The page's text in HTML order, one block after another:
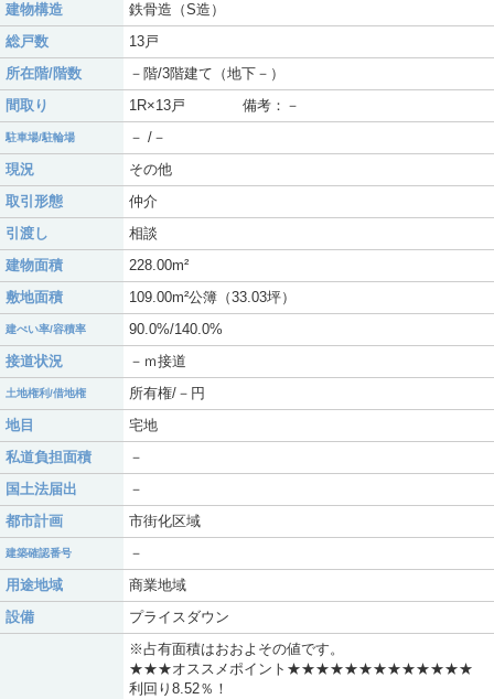
建物構造
鉄骨造（S造）
総戸数
13戸
所在階/階数
－階/3階建て（地下－）
間取り
1R×13戸 備考：－
駐車場/駐輪場
－ /－
現況
その他
取引形態
仲介
引渡し
相談
建物面積
228.00m²
敷地面積
109.00m²公簿（33.03坪）
建ぺい率/容積率
90.0%/140.0%
接道状況
－ｍ接道
土地権利/借地権
所有権/－円
地目
宅地
私道負担面積
－
国土法届出
－
都市計画
市街化区域
建築確認番号
－
用途地域
商業地域
設備
プライスダウン
※占有面積はおおよその値です。
★★★オススメポイント★★★★★★★★★★★★★
利回り8.52％！